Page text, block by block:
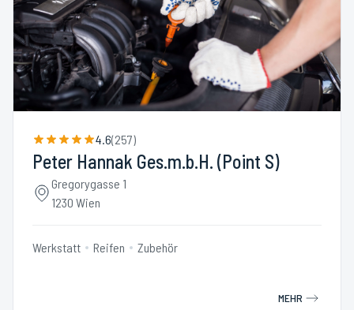
4.6(257)
Peter Hannak Ges.m.b.H. (Point S)
Gregorygasse 1
1230 Wien
Werkstatt Reifen Zubehör
MEHR